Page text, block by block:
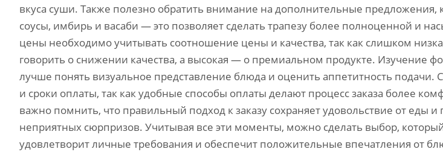
вкуса суши. Также полезно обратить внимание на дополнительные предложения,
соусы, имбирь и васаби — это позволяет сделать трапезу более полноценной и
цены необходимо учитывать соотношение цены и качества, так как слишком
говорить о снижении качества, а высокая — о премиальном продукте. Изучение
лучше понять визуальное представление блюда и оценить аппетитность подачи.
и сроки оплаты, так как удобные способы оплаты делают процесс заказа более
важно помнить, что правильный подход к заказу сохраняет удовольствие от еды и
неприятных сюрпризов. Учитывая все эти моменты, можно сделать выбор,
удовлетворит личные требования и обеспечит положительные впечатления от